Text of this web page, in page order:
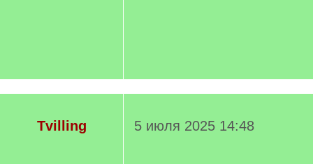
Tvilling 5 июля 2025 14:48